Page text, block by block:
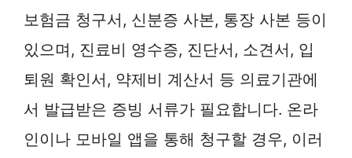
보험금 청구서, 신분증 사본, 통장 사본 등이
있으며, 진료비 영수증, 진단서, 소견서, 입
퇴원 확인서, 약제비 계산서 등 의료기관에
서 발급받은 증빙 서류가 필요합니다. 온라
인이나 모바일 앱을 통해 청구할 경우, 이러